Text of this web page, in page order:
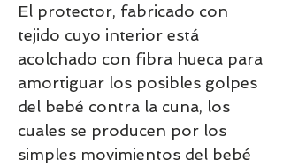
El protector, fabricado con
tejido cuyo interior está
acolchado con fibra hueca para
amortiguar los posibles golpes
del bebé contra la cuna, los
cuales se producen por los
simples movimientos del bebé